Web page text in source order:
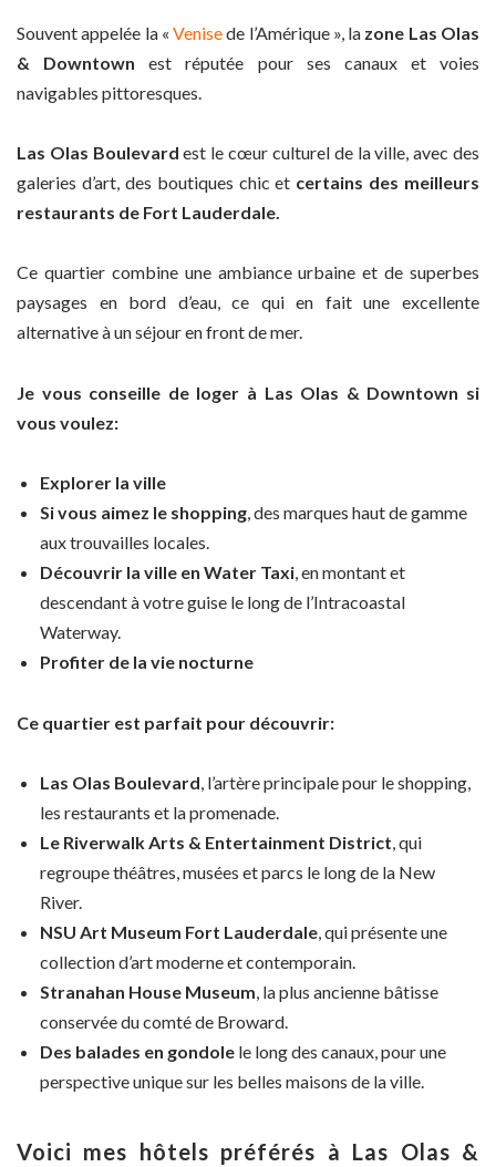
Souvent appelée la «Venisede l’Amérique », la zone Las Olas
& Downtown est réputée pour ses canaux et voies
navigables pittoresques.
Las Olas Boulevard est le cœur culturel de la ville, avec des
galeries d’art, des boutiques chic et certains des meilleurs
restaurants de Fort Lauderdale.
Ce quartier combine une ambiance urbaine et de superbes
paysages en bord d’eau, ce qui en fait une excellente
alternative à un séjour en front de mer.
Je vous conseille de loger à Las Olas & Downtown si
vous voulez:
Explorer la ville
Si vous aimez le shopping, des marques haut de gamme
aux trouvailles locales.
Découvrir la ville en Water Taxi, en montant et
descendant à votre guise le long de l’Intracoastal
Waterway.
Profiter de la vie nocturne
Ce quartier est parfait pour découvrir:
Las Olas Boulevard, l’artère principale pour le shopping,
les restaurants et la promenade.
Le Riverwalk Arts & Entertainment District, qui
regroupe théâtres, musées et parcs le long de la New
River.
NSU Art Museum Fort Lauderdale, qui présente une
collection d’art moderne et contemporain.
Stranahan House Museum, la plus ancienne bâtisse
conservée du comté de Broward.
Des balades en gondole le long des canaux, pour une
perspective unique sur les belles maisons de la ville.
Voici mes hôtels préférés à Las Olas &